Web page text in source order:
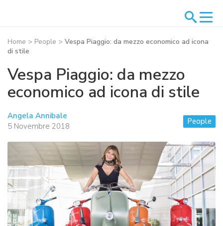
Home > People > Vespa Piaggio: da mezzo economico ad icona
di stile
Vespa Piaggio: da mezzo
economico ad icona di stile
Angela Annibale
5 Novembre 2018
People